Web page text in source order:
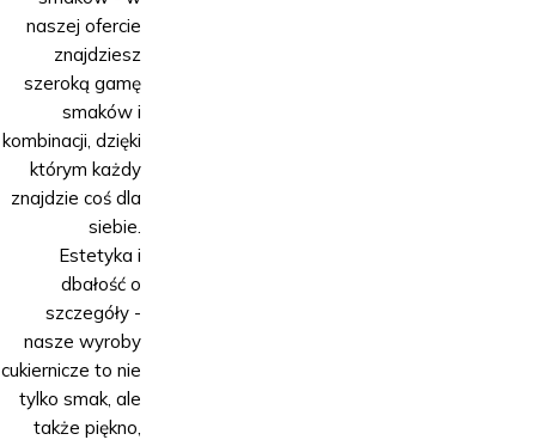
naszej ofercie
znajdziesz
szeroką gamę
smaków i
kombinacji, dzięki
którym każdy
znajdzie coś dla
siebie.
Estetyka i
dbałość o
szczegóły -
nasze wyroby
cukiernicze to nie
tylko smak, ale
także piękno,